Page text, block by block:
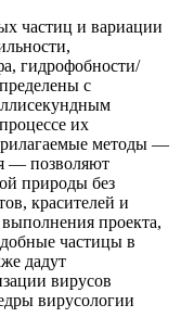
частиц и вариации
гидрофобности/
с
их
методы —
— позволяют
природы без
красителей и
проекта,
частицы в
дадут
вирусов
вирусологии